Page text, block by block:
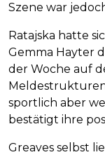
Szene war
Ratajska hatte
Gemma Hayter
der Woche auf
sportlich aber
bestätigt ihre
Greaves selbst